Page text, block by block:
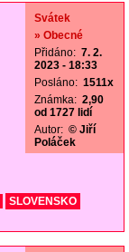
Svátek
» Obecné
Přidáno: 7. 2.
2023 - 18:33
Posláno: 1511x
Známka: 2,90
od 1727 lidí
Autor: © Jiří
Poláček
SLOVENSKO